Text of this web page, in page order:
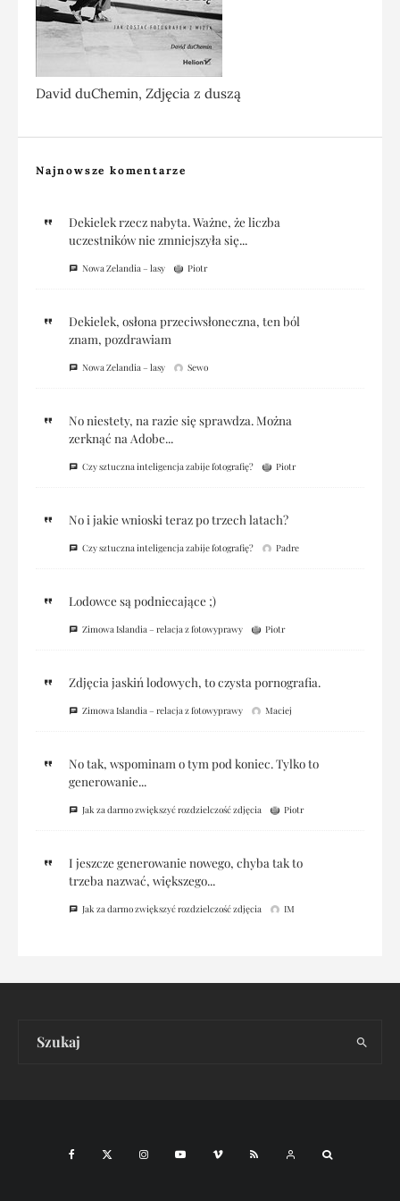
David duChemin, Zdjęcia z duszą
Najnowsze komentarze
Dekielek rzecz nabyta. Ważne, że liczba
uczestników nie zmniejszyła się...
Nowa Zelandia – lasy Piotr
Dekielek, osłona przeciwsłoneczna, ten ból
znam, pozdrawiam
Nowa Zelandia – lasy Sewo
No niestety, na razie się sprawdza. Można
zerknąć na Adobe...
Czy sztuczna inteligencja zabije fotografię? Piotr
No i jakie wnioski teraz po trzech latach?
Czy sztuczna inteligencja zabije fotografię? Padre
Lodowce są podniecające ;)
Zimowa Islandia – relacja z fotowyprawy Piotr
Zdjęcia jaskiń lodowych, to czysta pornografia.
Zimowa Islandia – relacja z fotowyprawy Maciej
No tak, wspominam o tym pod koniec. Tylko to
generowanie...
Jak za darmo zwiększyć rozdzielczość zdjęcia Piotr
I jeszcze generowanie nowego, chyba tak to
trzeba nazwać, większego...
Jak za darmo zwiększyć rozdzielczość zdjęcia IM